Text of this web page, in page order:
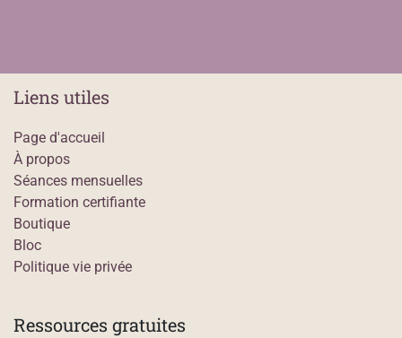
Liens utiles
Page d'accueil
À propos
Séances mensuelles
Formation certifiante
Boutique
Bloc
Politique vie privée
Ressources gratuites